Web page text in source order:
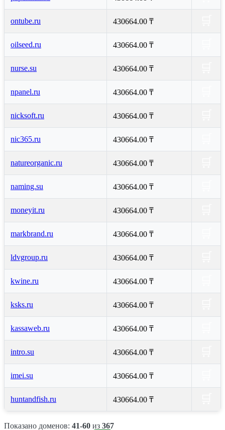
ontube.ru 430664.00 ₸
oilseed.ru 430664.00 ₸
nurse.su 430664.00 ₸
npanel.ru 430664.00 ₸
nicksoft.ru 430664.00 ₸
nic365.ru 430664.00 ₸
natureorganic.ru 430664.00 ₸
naming.su 430664.00 ₸
moneyit.ru 430664.00 ₸
markbrand.ru 430664.00 ₸
ldvgroup.ru 430664.00 ₸
kwine.ru 430664.00 ₸
ksks.ru 430664.00 ₸
kassaweb.ru 430664.00 ₸
intro.su 430664.00 ₸
imei.su 430664.00 ₸
huntandfish.ru 430664.00 ₸
Показано доменов: 41-60 из 367